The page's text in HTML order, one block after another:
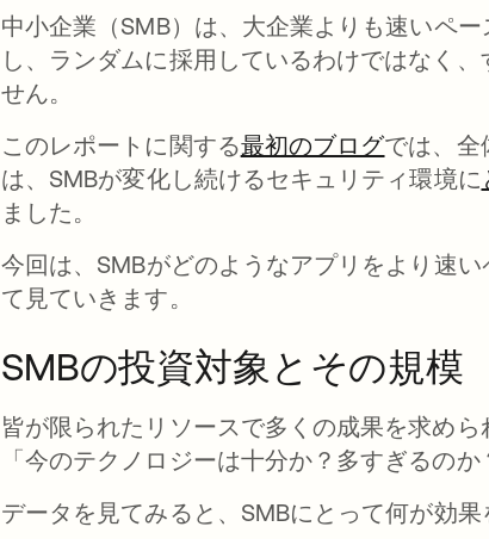
中小企業（SMB）は、大企業よりも速いペ
し、ランダムに採用しているわけではなく
せん。
このレポートに関する最初のブログ新しいタ
では、全
は、SMBが変化し続けるセキュリティ環境に
ました。
今回は、SMBがどのようなアプリをより速
て見ていきます。
SMBの投資対象とその規模
皆が限られたリソースで多くの成果を求め
「今のテクノロジーは十分か？多すぎるの
データを見てみると、SMBにとって何が効